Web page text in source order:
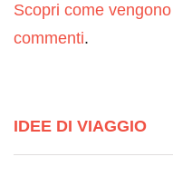
Scopri come
commenti.
IDEE DI VIAGGIO